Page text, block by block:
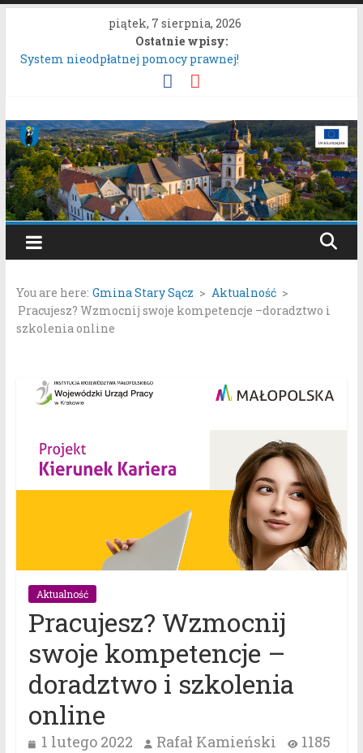
treści
piątek, 7 sierpnia, 2026
Ostatnie wpisy:
System nieodpłatnej pomocy prawnej!
Konsultacje społeczne dotyczące zmiany „Miejscowego
Konkurs „Moc Bukietów Matki Boskiej Zielnej”.
Rozpoczęcie konsultacji społecznych dotyczących:
projektu zmiany miejscowego planu zagospodarowania
przestrzennego „Miasto Stary Sącz – Plan Nr 1A”.
Gmina
Stary
Sącz
Portal
Gminy
Stary
Sącz
You are here: Gmina Stary Sącz > Aktualność >
Pracujesz? Wzmocnij swoje kompetencje –doradztwo i
szkolenia online
Aktualność
Pracujesz? Wzmocnij
swoje kompetencje –
doradztwo i szkolenia
online
1 lutego 2022 Rafał Kamieński
1185